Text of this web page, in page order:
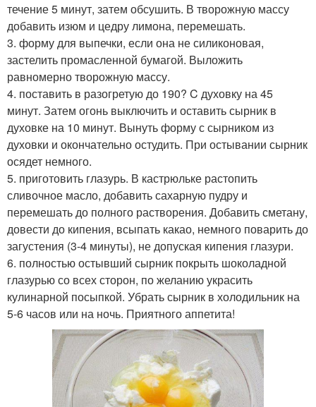
течение 5 минут, затем обсушить. В творожную массу
добавить изюм и цедру лимона, перемешать.
3. форму для выпечки, если она не силиконовая,
застелить промасленной бумагой. Выложить
равномерно творожную массу.
4. поставить в разогретую до 190? C духовку на 45
минут. Затем огонь выключить и оставить сырник в
духовке на 10 минут. Вынуть форму с сырником из
духовки и окончательно остудить. При остывании сырник
осядет немного.
5. приготовить глазурь. В кастрюльке растопить
сливочное масло, добавить сахарную пудру и
перемешать до полного растворения. Добавить сметану,
довести до кипения, всыпать какао, немного поварить до
загустения (3-4 минуты), не допуская кипения глазури.
6. полностью остывший сырник покрыть шоколадной
глазурью со всех сторон, по желанию украсить
кулинарной посыпкой. Убрать сырник в холодильник на
5-6 часов или на ночь. Приятного аппетита!